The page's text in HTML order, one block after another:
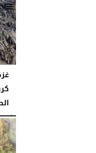
الأربعاء، 19
الأحد، 2 نوفمبر 2025